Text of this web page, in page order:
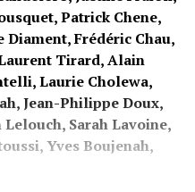
Patrick Chene,
Frédéric Chau,
Tirard, Alain
Laurie Cholewa,
Jean-Philippe Doux,
Sarah Lavoine,
Yves Boujenah,